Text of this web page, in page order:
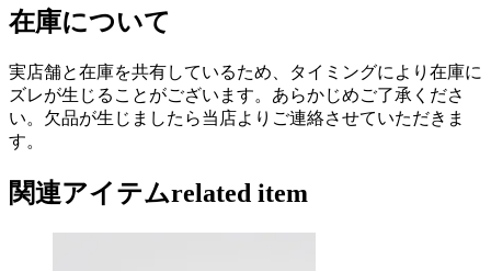
在庫について
実店舗と在庫を共有しているため、タイミングにより在庫に
ズレが生じることがございます。あらかじめご了承くださ
い。欠品が生じましたら当店よりご連絡させていただきま
す。
関連アイテムrelated item